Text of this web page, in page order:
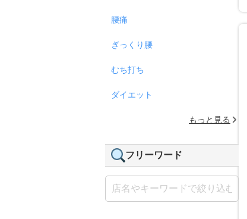
腰痛
ぎっくり腰
むち打ち
ダイエット
もっと見る
フリーワード